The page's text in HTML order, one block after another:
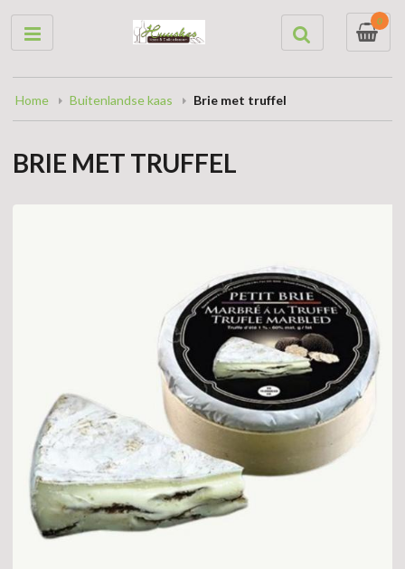
0
Home Buitenlandse kaas Brie met truffel
BRIE MET TRUFFEL